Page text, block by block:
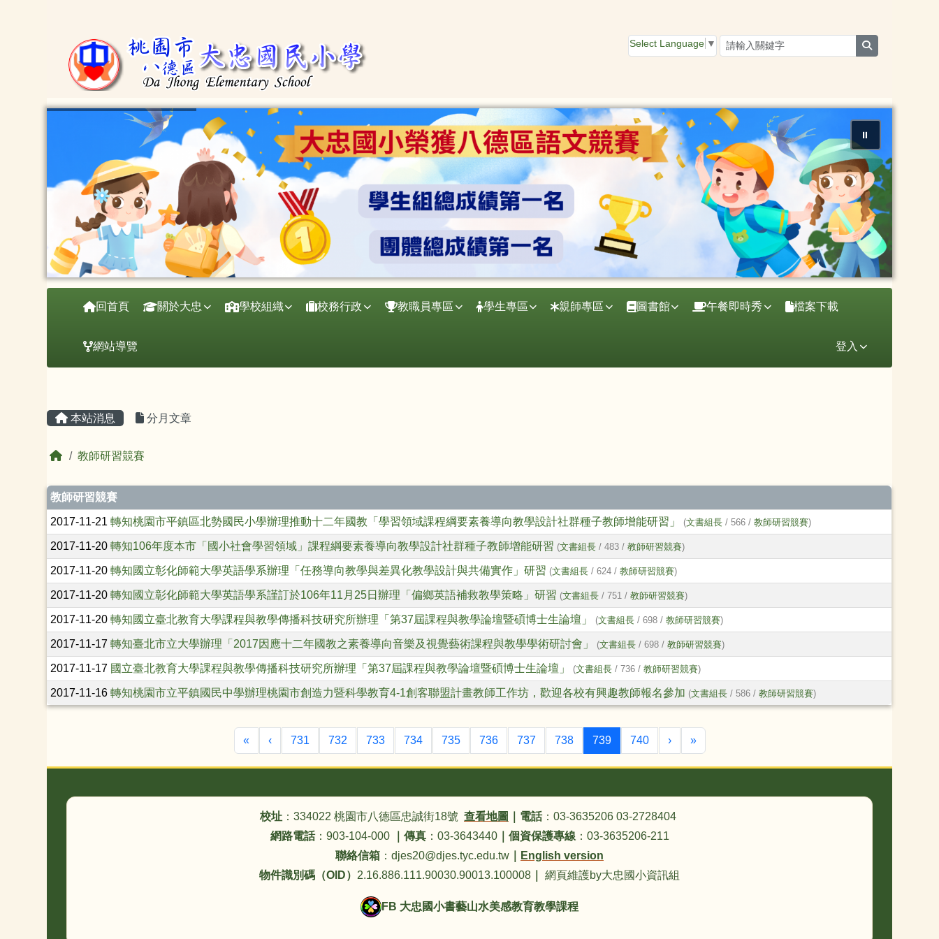
Select Language ▼
⏸
導覽列回首頁 關於大忠 學校組織 校務行政 教職員專區 學生專區 親師專區 圖書館 午餐即時秀 檔案下載
網站導覽 登入
本站消息 分月文章
回首頁教師研習競賽
文章列表
教師研習競賽
2017-11-21轉知桃園市平鎮區北勢國民小學辦理推動十二年國教「學習領域課程綱要素養導向教學設計社群種子教師增能研習」 (文書組長 / 566 /教師研習競賽)
2017-11-20轉知106年度本市「國小社會學習領域」課程綱要素養導向教學設計社群種子教師增能研習 (文書組長 / 483 /教師研習競賽)
2017-11-20轉知國立彰化師範大學英語學系辦理「任務導向教學與差異化教學設計與共備實作」研習 (文書組長 / 624 /教師研習競賽)
2017-11-20轉知國立彰化師範大學英語學系謹訂於106年11月25日辦理「偏鄉英語補救教學策略」研習 (文書組長 / 751 /教師研習競賽)
2017-11-20轉知國立臺北教育大學課程與教學傳播科技研究所辦理「第37屆課程與教學論壇暨碩博士生論壇」 (文書組長 / 698 /教師研習競賽)
2017-11-17轉知臺北市立大學辦理「2017因應十二年國教之素養導向音樂及視覺藝術課程與教學學術研討會」 (文書組長 / 698 /教師研習競賽)
2017-11-17 國立臺北教育大學課程與教學傳播科技研究所辦理「第37屆課程與教學論壇暨碩博士生論壇」 (文書組長 / 736 /教師研習競賽)
2017-11-16轉知桃園市立平鎮國民中學辦理桃園市創造力暨科學教育4-1創客聯盟計畫教師工作坊，歡迎各校有興趣教師報名參加 (文書組長 / 586 /教師研習競賽)
«第一頁
‹上一頁
731 732 733 734 735 736 737 738 739(目前頁次)
740 ›下一頁
»最後頁
校址 ：334022 桃園市八德區忠誠街18號 查看地圖 電話：03-3635206 03-2728404
網路電話：903-104-000 傳真：03-3643440｜ 個資保護專線：03-3635206-211
聯絡信箱 ：djes20@djes.tyc.edu.tw
English version
物件識別碼（OID） 2.16.886.111.90030.90013.100008 網頁維護by大忠國小資訊組
FB 大忠國小書藝山水美感教育教學課程